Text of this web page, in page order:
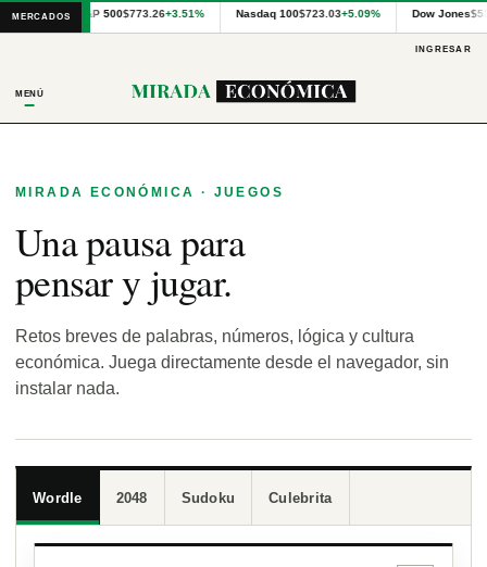
MERCADOS S&P 500$773.26+3.51% Nasdaq 100$723.03+5.09% Dow Jones
Cotizaciones
internacionales
Financial
Modeling
Prep
publicados
para
INGRESAR
MENÚ
MIRADA ECONÓMICA · JUEGOS
Una pausa para
pensar y jugar.
Retos breves de palabras, números, lógica y cultura
económica. Juega directamente desde el navegador, sin
instalar nada.
Wordle 2048 Sudoku Culebrita